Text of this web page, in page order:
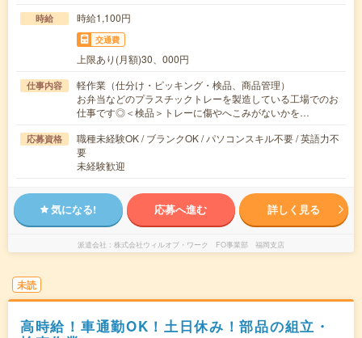
時給 時給1,100円
交通費
上限あり(月額)30、000円
仕事内容
軽作業（仕分け・ピッキング・検品、商品管理）
お弁当などのプラスチックトレーを製造している工場でのお
仕事です◎＜検品＞トレーに傷やへこみがないかを…
応募資格
職種未経験OK / ブランクOK / パソコンスキル不要 / 英語力不
要
未経験歓迎
気になる! 応募へ進む 詳しく見る
派遣会社 株式会社ウィルオブ・ワーク FO事業部 福岡支店
未読
高時給！車通勤OK！土日休み！部品の組立・